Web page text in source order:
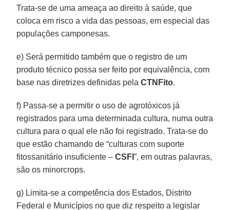
Trata-se de uma ameaça ao direito à saúde, que
coloca em risco a vida das pessoas, em especial das
populações camponesas.
e) Será permitido também que o registro de um
produto técnico possa ser feito por equivalência, com
base nas diretrizes definidas pelaCTNFito.
f) Passa-se a permitir o uso de agrotóxicos já
registrados para uma determinada cultura, numa outra
cultura para o qual ele não foi registrado. Trata-se do
que estão chamando de “culturas com suporte
fitossanitário insuficiente –CSFI”, em outras palavras,
são os minorcrops.
g) Limita-se a competência dos Estados, Distrito
Federal e Municípios no que diz respeito a legislar